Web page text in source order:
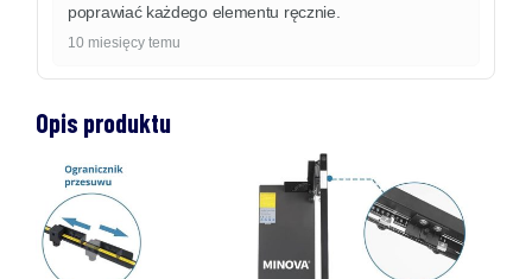
poprawiać każdego elementu ręcznie.
10 miesięcy temu
Opis produktu